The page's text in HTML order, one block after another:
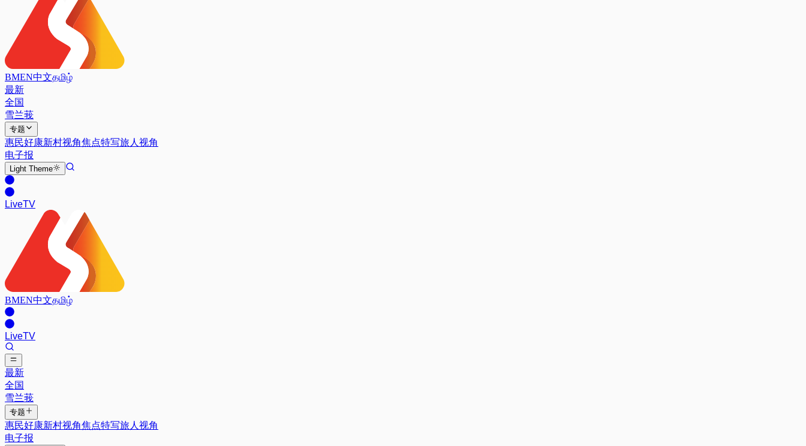
BMEN中文தமிழ்
最新
全国
雪兰莪
专题
惠民好康新村视角焦点特写旅人视角
电子报
Light Theme
LiveTV
BMEN中文தமிழ்
LiveTV
最新
全国
雪兰莪
专题
惠民好康新村视角焦点特写旅人视角
电子报